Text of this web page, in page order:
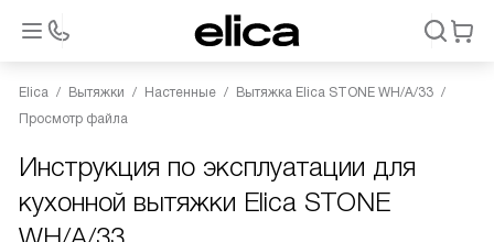
Elica Вытяжки Настенные
Вытяжка Elica STONE WH/A/33
Просмотр файла
Инструкция по эксплуатации для
кухонной вытяжки Elica STONE